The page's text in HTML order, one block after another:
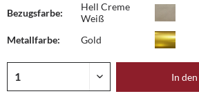
Bezugsfarbe:
Hell Creme
Weiß
Metallfarbe:
Gold
In den